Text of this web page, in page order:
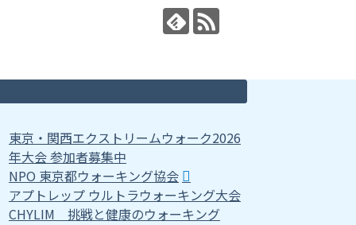
東京・関西エクストリームウォーク2026
年大会 参加者募集中
NPO 東京都ウォーキング協会
アプトレップ ウルトラウォーキング大会
CHYLIM 挑戦と健康のウォーキング